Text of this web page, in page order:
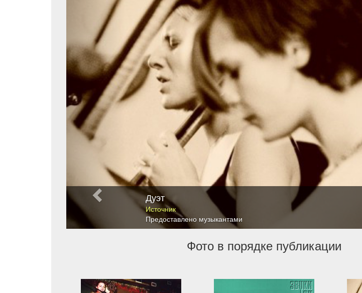
Дуэт
Источник
Предоставлено музыкантами
Фото в порядке публикации